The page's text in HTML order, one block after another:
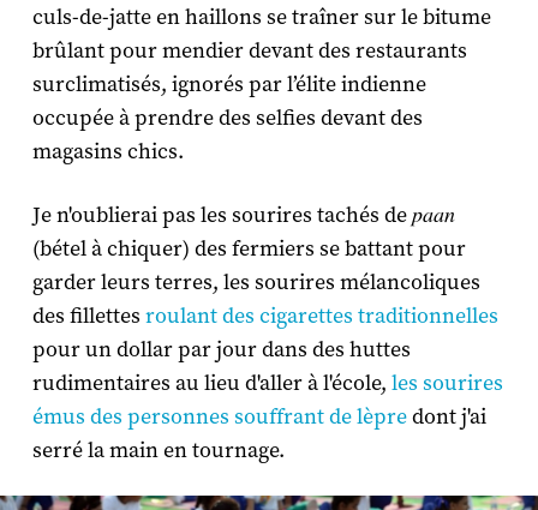
culs-de-jatte en haillons se traîner sur le bitume
brûlant pour mendier devant des restaurants
surclimatisés, ignorés par l’élite indienne
occupée à prendre des selfies devant des
magasins chics.
Je n'oublierai pas les sourires tachés depaan
(bétel à chiquer) des fermiers se battant pour
garder leurs terres, les sourires mélancoliques
des fillettes roulant des cigarettes traditionnelles
pour un dollar par jour dans des huttes
rudimentaires au lieu d'aller à l'école, les sourires
émus des personnes souffrant de lèpredont j'ai
serré la main en tournage.